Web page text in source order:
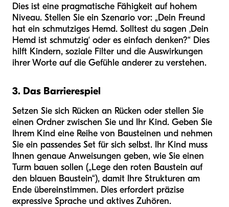
Dies ist eine pragmatische Fähigkeit auf hohem
Niveau. Stellen Sie ein Szenario vor: „Dein Freund
hat ein schmutziges Hemd. Solltest du sagen ‚Dein
Hemd ist schmutzig‘ oder es einfach denken?“ Dies
hilft Kindern, soziale Filter und die Auswirkungen
ihrer Worte auf die Gefühle anderer zu verstehen.
3. Das Barrierespiel
Setzen Sie sich Rücken an Rücken oder stellen Sie
einen Ordner zwischen Sie und Ihr Kind. Geben Sie
Ihrem Kind eine Reihe von Bausteinen und nehmen
Sie ein passendes Set für sich selbst. Ihr Kind muss
Ihnen genaue Anweisungen geben, wie Sie einen
Turm bauen sollen („Lege den roten Baustein auf
den blauen Baustein“), damit Ihre Strukturen am
Ende übereinstimmen. Dies erfordert präzise
expressive Sprache und aktives Zuhören.